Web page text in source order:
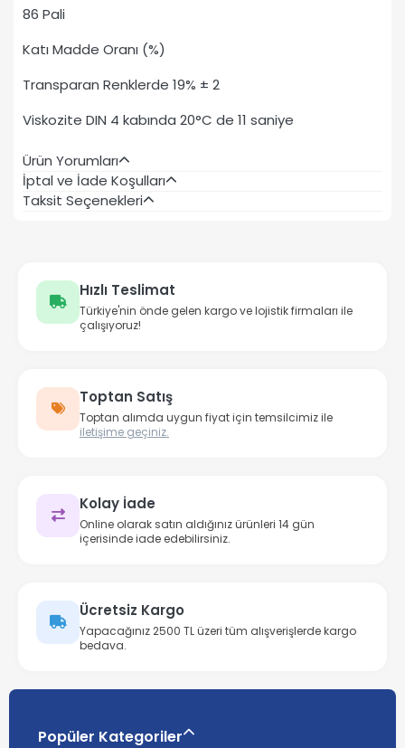
86 Pali
Katı Madde Oranı (%)
Transparan Renklerde 19% ± 2
Viskozite DIN 4 kabında 20°C de 11 saniye
Ürün Yorumları
İptal ve İade Koşulları
Taksit Seçenekleri
Hızlı Teslimat
Türkiye'nin önde gelen kargo ve lojistik firmaları ile
çalışıyoruz!
Toptan Satış
Toptan alımda uygun fiyat için temsilcimiz ile
iletişime geçiniz.
Kolay İade
Online olarak satın aldığınız ürünleri 14 gün
içerisinde iade edebilirsiniz.
Ücretsiz Kargo
Yapacağınız 2500 TL üzeri tüm alışverişlerde kargo
bedava.
Popüler Kategoriler